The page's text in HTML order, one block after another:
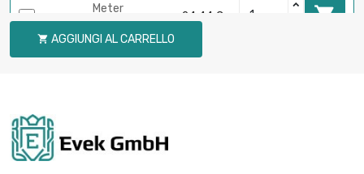
Meter
colore : Rot
diametro : 0.2mm
24,44 € 
lunghezza : 500
 AGGIUNGI AL CARRELLO